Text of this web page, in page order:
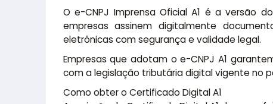
O e-CNPJ Imprensa Oficial A1 é a versão
empresas assinem digitalmente
eletrônicas com segurança e validade legal.
Empresas que adotam o e-CNPJ A1
com a legislação tributária digital vigente no
Como obter o Certificado Digital A1